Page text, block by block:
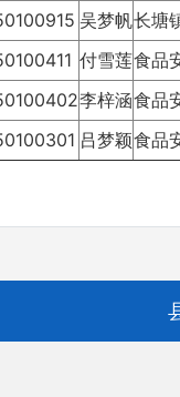
吴梦帆长塘
付雪莲食品
李梓涵食品
吕梦颖食品